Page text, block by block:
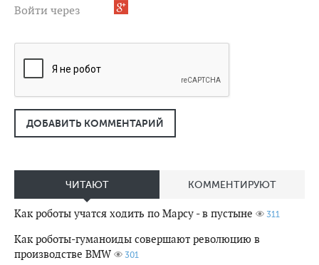
Войти через
ДОБАВИТЬ КОММЕНТАРИЙ
ЧИТАЮТ КОММЕНТИРУЮТ
Как роботы учатся ходить по Марсу - в пустыне 311
Как роботы-гуманоиды совершают революцию в
производстве BMW
301